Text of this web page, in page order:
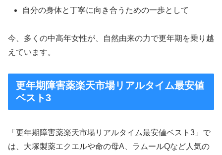
自分の身体と丁寧に向き合うための一歩として
今、多くの中高年女性が、自然由来の力で更年期を乗り越
えています。
更年期障害薬楽天市場リアルタイム最安値
ベスト3
「更年期障害薬楽天市場リアルタイム最安値ベスト3」で
は、大塚製薬エクエルや命の母A、ラムールQなど人気の